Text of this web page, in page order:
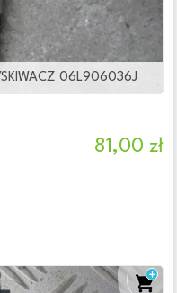
06L906036J
81,00 zł